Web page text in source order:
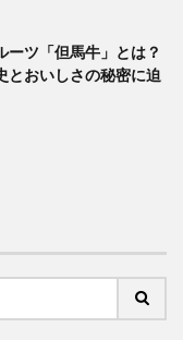
ーツ「但馬牛」とは？
とおいしさの秘密に迫